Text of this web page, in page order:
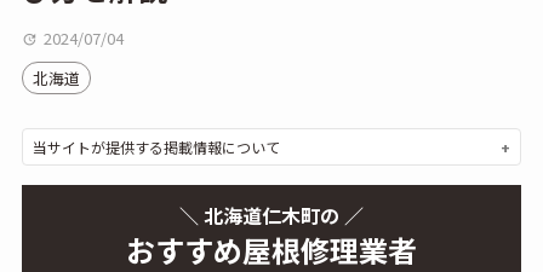
2024/07/04
北海道
当サイトが提供する掲載情報について
＼ 北海道仁木町の ／
おすすめ屋根修理業者